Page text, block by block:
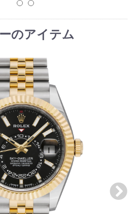
19
20
のアイテム